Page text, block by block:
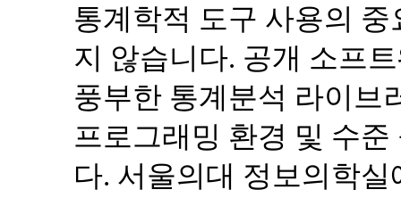
통계학적 도구 사용의
지 않습니다. 공개 소프
풍부한 통계분석 라이브
프로그래밍 환경 및 수
다. 서울의대 정보의학